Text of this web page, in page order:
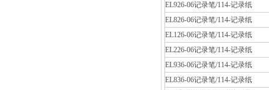
EL926-06记录笔/114-记录纸
EL826-06记录笔/114-记录纸
EL126-06记录笔/114-记录纸
EL226-06记录笔/114-记录纸
EL936-06记录笔/114-记录纸
EL836-06记录笔/114-记录纸